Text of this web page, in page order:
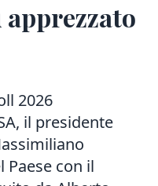
2026
il presidente
Paese con il